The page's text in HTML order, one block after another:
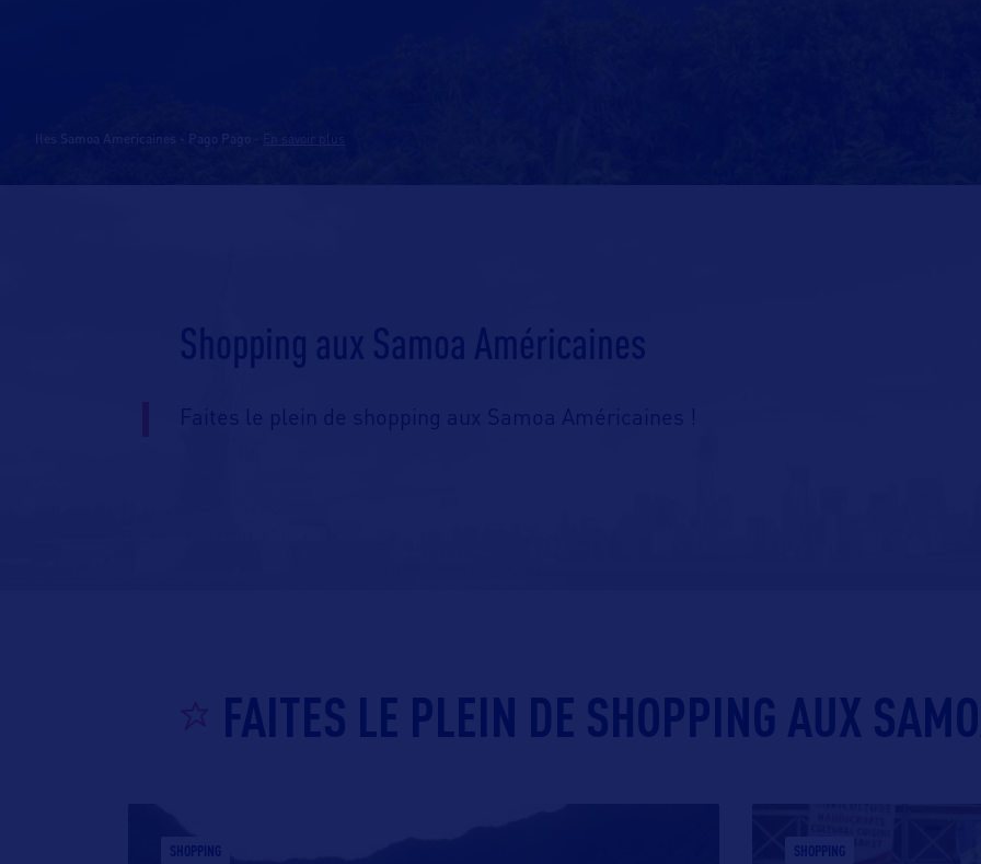
Iles Samoa Americaines - Pago Pago
Shopping aux Samoa Américaines
Faites le plein de shopping aux Samoa Américaines !
FAITES LE PLEIN DE SHOPPING AUX
SHOPPING SHOPPING